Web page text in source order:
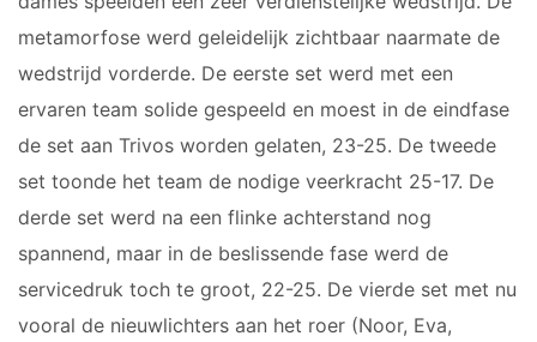
metamorfose werd geleidelijk zichtbaar naarmate de
wedstrijd vorderde. De eerste set werd met een
ervaren team solide gespeeld en moest in de eindfase
de set aan Trivos worden gelaten, 23-25. De tweede
set toonde het team de nodige veerkracht 25-17. De
derde set werd na een flinke achterstand nog
spannend, maar in de beslissende fase werd de
servicedruk toch te groot, 22-25. De vierde set met nu
vooral de nieuwlichters aan het roer (Noor, Eva,